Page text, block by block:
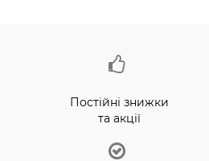
Постійні знижки
та акції